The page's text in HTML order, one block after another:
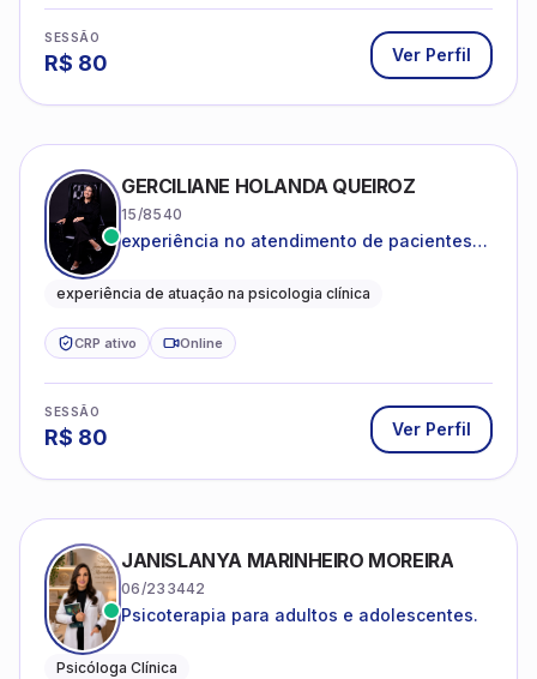
SESSÃO
R$ 80 Ver Perfil
GERCILIANE HOLANDA QUEIROZ
15/8540
experiência no atendimento de pacientes
catastróficos e comportamentos
experiência de atuação na psicologia clínica
CRP ativo Online
SESSÃO
R$ 80 Ver Perfil
JANISLANYA MARINHEIRO MOREIRA
06/233442
Psicoterapia para adultos e adolescentes.
Psicóloga Clínica